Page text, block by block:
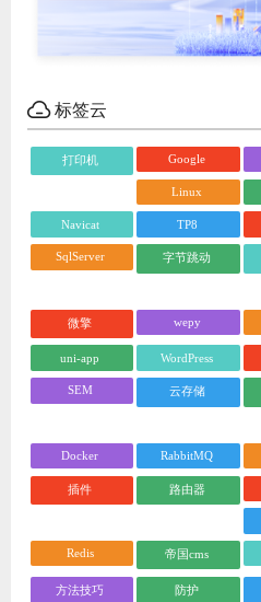
标签云
打印机 Google
Linux
Navicat TP8
SqlServer 字节跳动
微擎 wepy
uni-app WordPress
SEM 云存储
Docker RabbitMQ
插件 路由器
Redis 帝国cms
方法技巧 防护